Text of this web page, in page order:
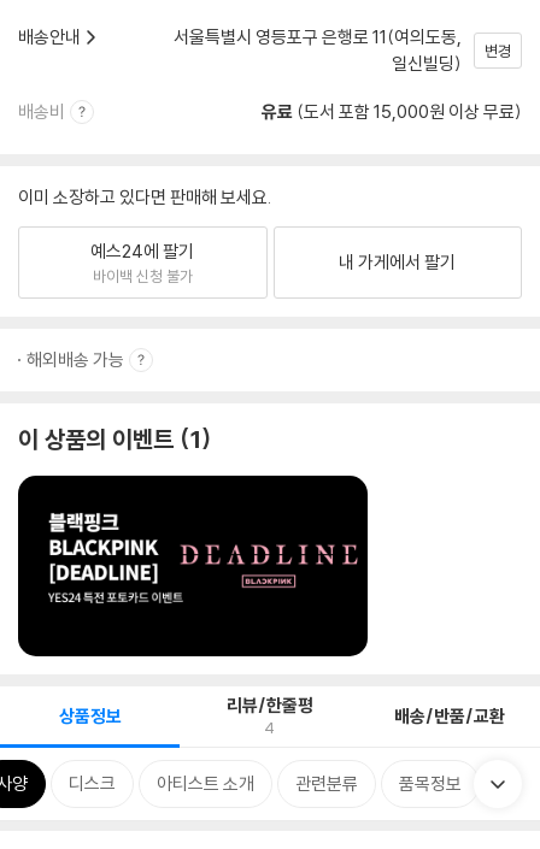
배송안내
서울특별시 영등포구 은행로 11(여의도동,
일신빌딩)
변경
배송비 유료 (도서 포함 15,000원 이상 무료)
이미 소장하고 있다면 판매해 보세요.
예스24에 팔기
바이백 신청 불가
내 가게에서 팔기
해외배송 가능
이 상품의 이벤트 1
상품정보 리뷰/한줄평
4 배송/반품/교환
양 디스크 아티스트 소개 관련분류 품목정보